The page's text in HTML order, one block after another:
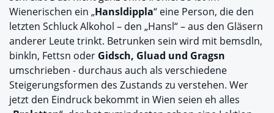
Wienerischen ein „Hansldippla“ eine Person, die den
letzten Schluck Alkohol – den „Hansl“ – aus den Gläsern
anderer Leute trinkt. Betrunken sein wird mit bemsdln,
binkln, Fettsn oder Gidsch, Gluad und Gragsn
umschrieben - durchaus auch als verschiedene
Steigerungsformen des Zustands zu verstehen. Wer
jetzt den Eindruck bekommt in Wien seien eh alles